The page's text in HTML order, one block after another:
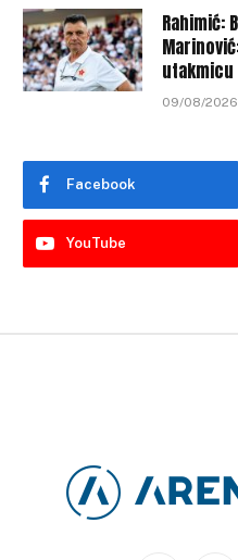
Rahimić:
utakmicu
09/08/2026
Facebook
YouTube